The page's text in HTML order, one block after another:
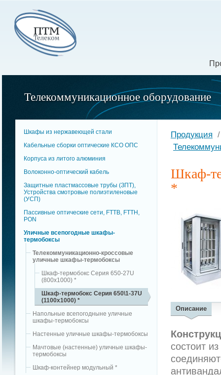
Телекоммуникационное оборудование
Шкафы из нержавеющей стали
Кабельные сборки оптические КСО ОПC
Корпуса из литого алюминия
Волоконно-оптический кабель
Защитные пластмассовые трубы (ЗПТ),
Устройства смотровые полиэтиленовые
(УСП)
Пассивные оптические сети, FTTB, FTTH,
PON
Уличные всепогодные шкафы-
термобоксы
Телекоммуникационно-кроссовые
уличные шкафы-термобоксы
Шкаф-термобокс Серия 650-27U
(800х1000) *
Шкаф-термобокс Серия 650\1-37U
(1100х1000) *
Напольные всепогодныне уличные
шкафы-термобоксы
Настенные уличные шкафы-термобоксы
Мачтовые (настенные) уличные шкафы-
термобоксы
Шкаф-контейнер модульный *
Продукция
Шкаф-
*
Описание
состоит